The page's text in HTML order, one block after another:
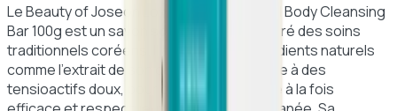
Le Beauty of Joseon Low pH Rice Face and Body Cleansing
Bar 100g est un savon solide innovant inspiré des soins
traditionnels coréens. Il associe des ingrédients naturels
comme l’extrait de son de riz et l’huile d’olive à des
tensioactifs doux, pour offrir un nettoyage à la fois